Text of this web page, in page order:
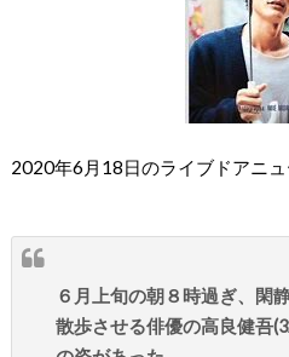
2020年6月18日のライブドアニュ
６月上旬の朝８時過ぎ、閑
散歩させる俳優の高良健吾